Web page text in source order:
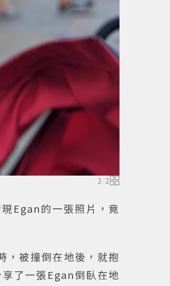
2/2
Egan的一張照片，竟
，被撞倒在地後，就抱
了一張Egan倒臥在地